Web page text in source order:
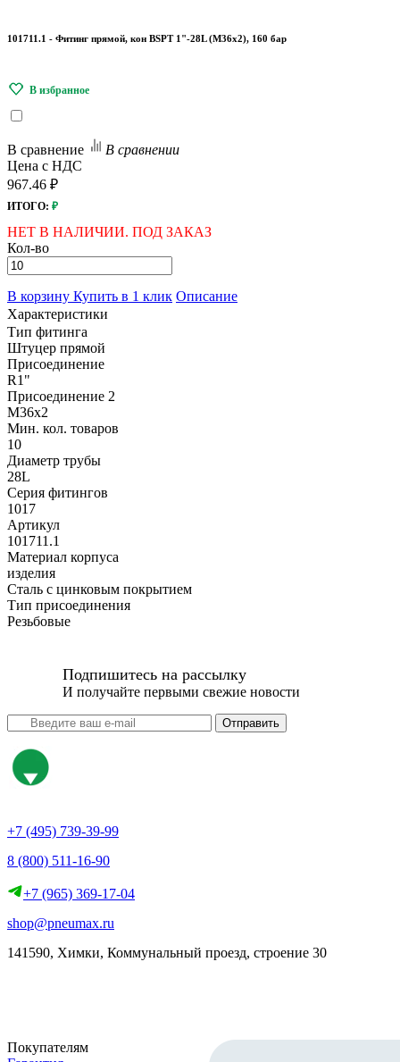
101711.1 - Фитинг прямой, кон BSPT 1"-28L (М36х2), 160 бар
В сравнение
В сравнении
Цена с НДС
967.46 ₽
ИТОГО: ₽
НЕТ В НАЛИЧИИ. ПОД ЗАКАЗ
Кол-во
В корзину Купить в 1 клик Описание
Характеристики
Тип фитинга
Штуцер прямой
Присоединение
R1"
Присоединение 2
M36х2
Мин. кол. товаров
10
Диаметр трубы
28L
Серия фитингов
1017
Артикул
101711.1
Материал корпуса
изделия
Сталь с цинковым покрытием
Тип присоединения
Резьбовые
Подпишитесь на рассылку
И получайте первыми свежие новости
Отправить
+7 (495) 739-39-99
8 (800) 511-16-90
+7 (965) 369-17-04
shop@pneumax.ru
141590, Химки, Коммунальный проезд, строение 30
Покупателям